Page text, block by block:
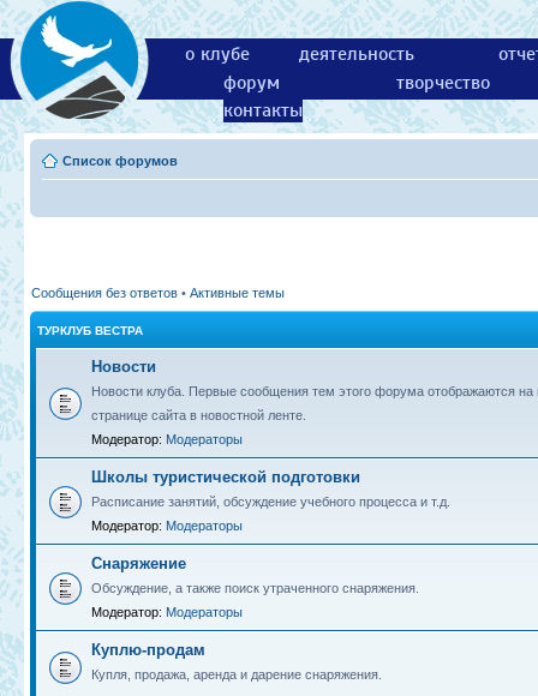
о клубе деятельность
форум
творчество
контакты
Список форумов
Сообщения без ответов • Активные темы
ТУРКЛУБ ВЕСТРА
Новости
Новости клуба. Первые сообщения тем этого форума отображаются на
странице сайта в новостной ленте.
Модератор: Модераторы
Школы туристической подготовки
Расписание занятий, обсуждение учебного процесса и т.д.
Модератор: Модераторы
Снаряжение
Обсуждение, а также поиск утраченного снаряжения.
Модератор: Модераторы
Куплю-продам
Купля, продажа, аренда и дарение снаряжения.